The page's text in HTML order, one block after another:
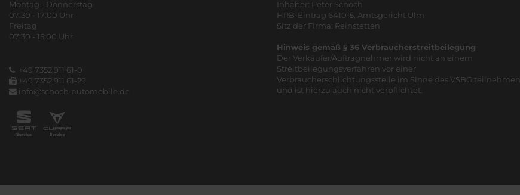
Montag - Donnerstag
07:30 - 17:00 Uhr
Freitag
07:30 - 15:00 Uhr
+49 7352 911 61-0
+49 7352 911 61-29
info@schoch-automobile.de
Inhaber: Peter Schoch
HRB-Eintrag 641015, Amtsgericht Ulm
Sitz der Firma: Reinstetten
Hinweis gemäß § 36 Verbraucherstreitbeilegung
Der Verkäufer/Auftragnehmer wird nicht an einem
Streitbeilegungsverfahren vor einer
Verbraucherschlichtungsstelle im Sinne des VSBG teilnehmen
und ist hierzu auch nicht verpflichtet.